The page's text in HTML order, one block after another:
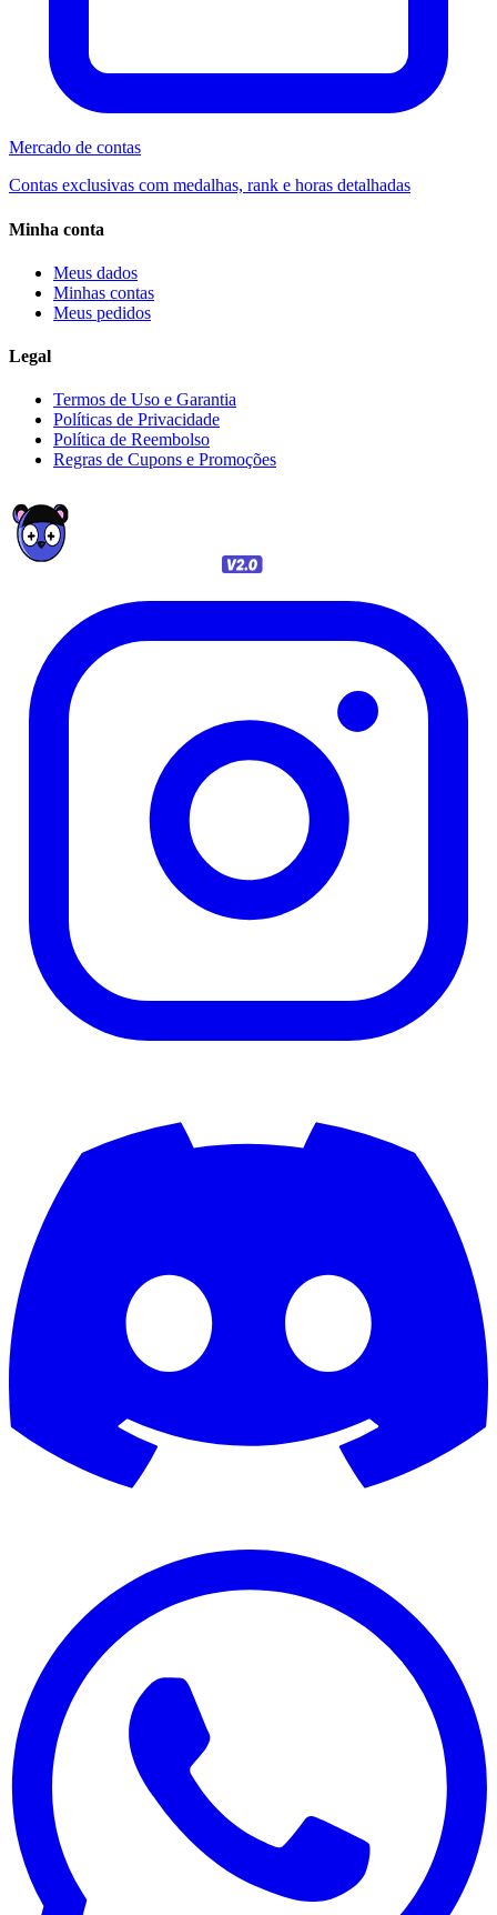
Mercado de contas
Contas exclusivas com medalhas, rank e horas detalhadas
Minha conta
Meus dados
Minhas contas
Meus pedidos
Legal
Termos de Uso e Garantia
Políticas de Privacidade
Política de Reembolso
Regras de Cupons e Promoções